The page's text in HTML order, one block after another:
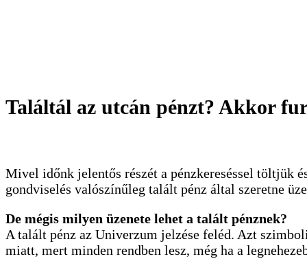
Találtál az utcán pénzt? Akkor
Mivel időnk jelentős részét a pénzkereséssel töltjük
gondviselés valószínűleg talált pénz által szeretne
De mégis milyen üzenete lehet a talált pénznek?
A talált pénz az Univerzum jelzése feléd. Azt
miatt, mert minden rendben lesz, még ha a